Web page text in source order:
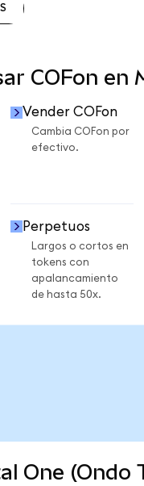
COFon en
Vender COFon
Cambia COFon por
efectivo.
Perpetuos
Largos o cortos en
tokens con
apalancamiento
de hasta 50x.
One